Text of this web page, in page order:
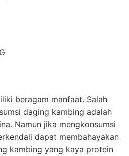
beragam manfaat. Salah
daging kambing adalah
Namun jika mengkonsumsi
dapat membahayakan
kambing yang kaya protein